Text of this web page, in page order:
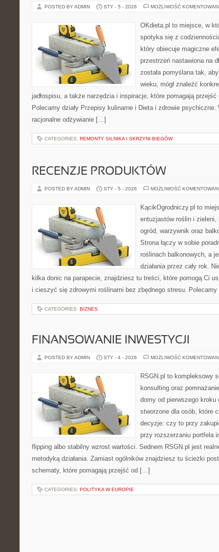
POSTED BY ADMIN STY - 5 - 2026 MOŻLIWOŚĆ
OKdieta.pl to miejsce, w
spotyka się z
który obiecuje magiczne
przestrzeń nastawiona na
została pomyślana tak,
wieku, mógł znaleźć
jadłospisu, a także narzędzia i inspiracje, które pomagają
Polecamy działy Przepisy kulinarne i Dieta i zdrowie
racjonalne odżywianie […]
CATEGORIES: REMONTY SILNIKA I SKRZYNI BIEGÓW
RECENZJE PRODUKTÓW
POSTED BY ADMIN STY - 5 - 2026 MOŻLIWOŚĆ
KącikOgrodniczy.pl to
entuzjastów roślin i
ogród, warzywnik oraz
Strona łączy w sobie
roślinach balkonowych, a
działania przez cały rok.
kilka donic na parapecie, znajdziesz tu treści, które pomogą Ci
i cieszyć się zdrowymi roślinami bez zbędnego stresu.
CATEGORIES: BIZNES
FINANSOWANIE INWESTYCJI
POSTED BY ADMIN STY - 4 - 2026 MOŻLIWOŚĆ
RSGN.pl to kompleksowy
konsulting oraz
domy od pierwszego
stworzone dla osób, które
decyzje: czy to przy
przy rozszerzaniu portfela
flipping albo stabilny wzrost wartości. Sednem RSGN.pl jest
metodyką działania. Zamiast ogólników znajdziesz tu ścieżki
schematy, które pomagają przejść od […]
CATEGORIES: POLITYKA W EUROPIE